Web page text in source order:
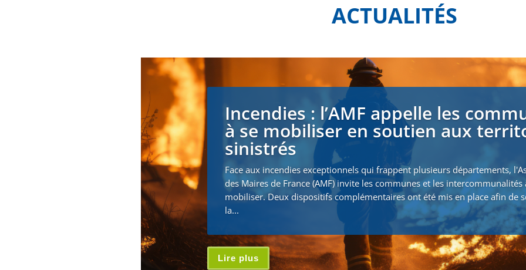
ACTUALITÉS
Incendies : l’AMF appelle les
à se mobiliser en soutien aux
sinistrés
Face aux incendies exceptionnels qui frappent plusieurs départements,
des Maires de France (AMF) invite les communes et les intercommunalités
mobiliser. Deux dispositifs complémentaires ont été mis en place afin de
la...
Lire plus